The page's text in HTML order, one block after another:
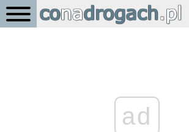
ad